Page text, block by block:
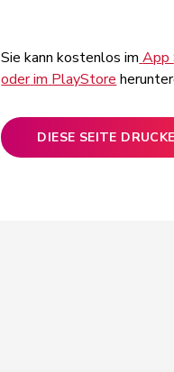
Sie kann kostenlos im App
oderim PlayStore
DIESE SEITE